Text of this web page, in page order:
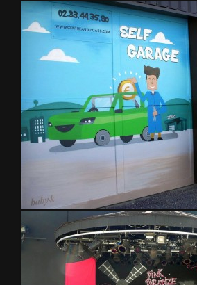
Décoration véhicule restaurant
Garage self service -Cherbourg – avril 2015